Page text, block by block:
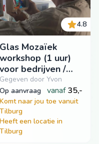
4.8
Glas Mozaïek
workshop (1 uur)
voor bedrijven /
events
Gegeven door Yvon
op aanvraag
vanaf 35,-
Komt naar jou toe vanuit
Tilburg
Heeft een locatie in
Tilburg